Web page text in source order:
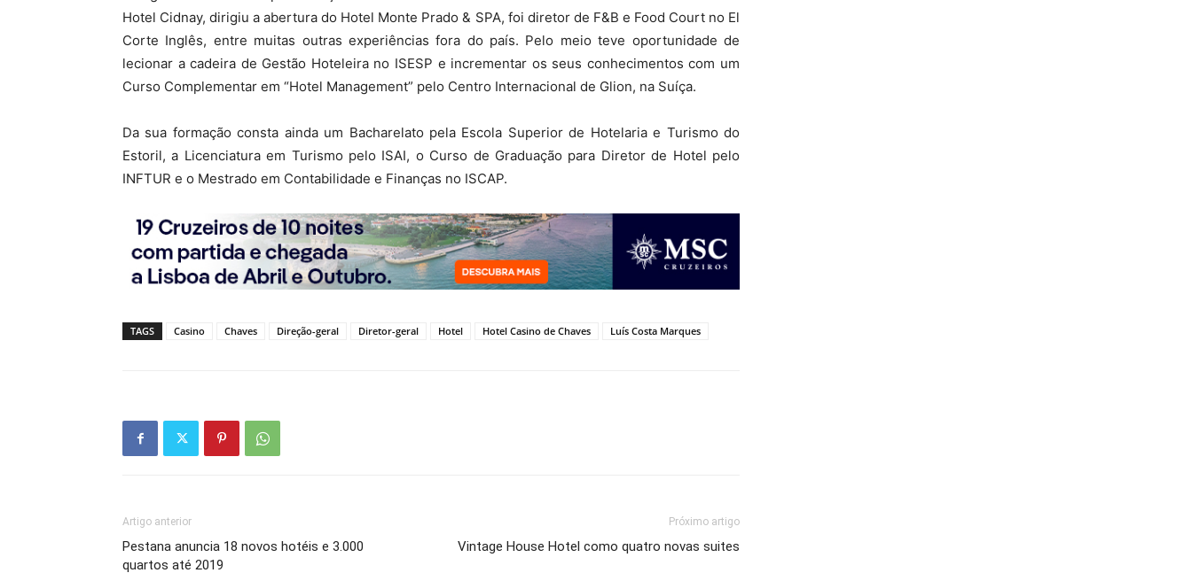
Hotel Cidnay, dirigiu a abertura do Hotel Monte Prado & SPA, foi diretor de F&B e Food Court no El
Corte Inglês, entre muitas outras experiências fora do país. Pelo meio teve oportunidade de
lecionar a cadeira de Gestão Hoteleira no ISESP e incrementar os seus conhecimentos com um
Curso Complementar em “Hotel Management” pelo Centro Internacional de Glion, na Suíça.
Da sua formação consta ainda um Bacharelato pela Escola Superior de Hotelaria e Turismo do
Estoril, a Licenciatura em Turismo pelo ISAI, o Curso de Graduação para Diretor de Hotel pelo
INFTUR e o Mestrado em Contabilidade e Finanças no ISCAP.
TAGS Casino Chaves Direção-geral Diretor-geral Hotel Hotel Casino de Chaves Luís Costa Marques
Artigo anterior
Pestana anuncia 18 novos hotéis e 3.000
quartos até 2019
Próximo artigo
Vintage House Hotel como quatro novas suites